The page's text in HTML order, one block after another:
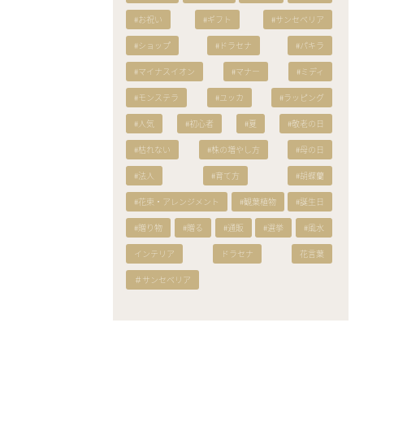
#お祝い #ギフト #サンセベリア
#ショップ #ドラセナ #パキラ
#マイナスイオン #マナー #ミディ
#モンステラ #ユッカ #ラッピング
#人気 #初心者 #夏 #敬老の日
#枯れない #株の増やし方 #母の日
#法人 #育て方 #胡蝶蘭
#花束・アレンジメント #観葉植物 #誕生日
#贈り物 #贈る #通販 #選挙 #風水
インテリア ドラセナ 花言葉
＃サンセベリア